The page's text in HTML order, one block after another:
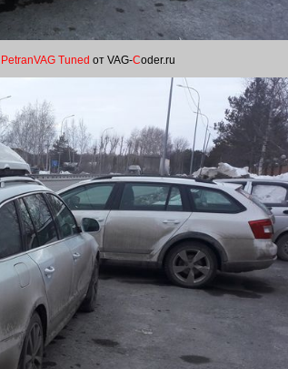
PetranVAG Tuned от VAG-Coder.ru